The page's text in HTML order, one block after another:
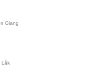
Giang
Lắk